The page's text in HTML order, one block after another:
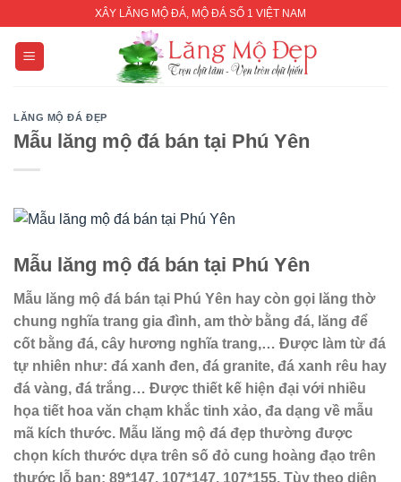
content
XÂY LĂNG MỘ ĐÁ, MỘ ĐÁ SỐ 1 VIỆT NAM
LĂNG MỘ ĐÁ ĐẸP
Mẫu lăng mộ đá bán tại Phú Yên
Mẫu lăng mộ đá bán tại Phú Yên
Mẫu lăng mộ đá bán tại Phú Yên hay còn gọi lăng thờ
chung nghĩa trang gia đình, am thờ bằng đá, lăng để
cốt bằng đá, cây hương nghĩa trang,… Được làm từ đá
tự nhiên như: đá xanh đen, đá granite, đá xanh rêu hay
đá vàng, đá trắng… Được thiết kế hiện đại với nhiều
họa tiết hoa văn chạm khắc tinh xảo, đa dạng về mẫu
mã kích thước. Mẫu lăng mộ đá đẹp thường được
chọn kích thước dựa trên số đỏ cung hoàng đạo trên
thước lỗ ban: 89*147, 107*147, 107*155. Tùy theo diện